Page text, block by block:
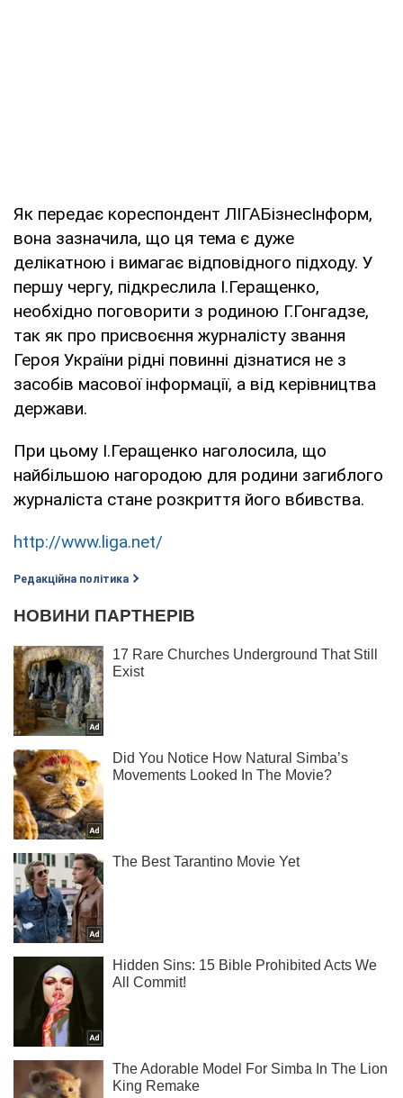
Як передає кореспондент ЛІГАБізнесІнформ,
вона зазначила, що ця тема є дуже
делікатною і вимагає відповідного підходу. У
першу чергу, підкреслила І.Геращенко,
необхідно поговорити з родиною Г.Гонгадзе,
так як про присвоєння журналісту звання
Героя України рідні повинні дізнатися не з
засобів масової інформації, а від керівництва
держави.
При цьому І.Геращенко наголосила, що
найбільшою нагородою для родини загиблого
журналіста стане розкриття його вбивства.
http://www.liga.net/
Редакційна політика